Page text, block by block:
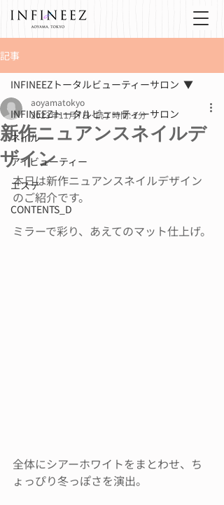
記事
INFINEEZトータルビューティーサロン
ネイル
アイビューティー
エステ
CONTENTS_D
INFINEEZトータルビューティーサロン
新作ニュアンスネイルデ
ザイン
aoyamatokyo
2023年11月7日 読了時間: 2分
本日は新作ニュアンスネイルデザイン
のご紹介です。
ミラーで彩り、あえてのマット仕上げ。
全体にシアーホワイトをまとわせ、ち
ょっぴり冬っぽさを演出。